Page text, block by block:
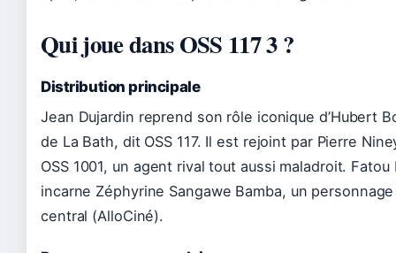
Qui joue dans OSS 117 3 ?
Distribution principale
Jean Dujardin reprend son rôle iconique d’Hubert
de La Bath, dit OSS 117. Il est rejoint par Pierre
OSS 1001, un agent rival tout aussi maladroit. Fatou
incarne Zéphyrine Sangawe Bamba, un
central (AlloCiné).